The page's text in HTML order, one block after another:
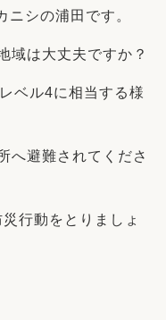
ニシの浦田です。
域は大丈夫ですか？
ベル4に相当する様
へ避難されてくださ
行動をとりましょ